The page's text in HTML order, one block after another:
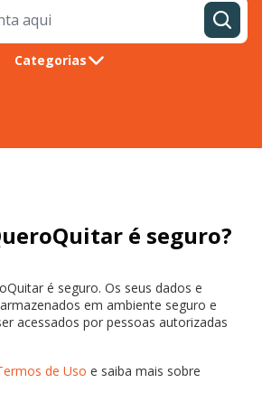
Categorias
é seguro?
é seguro. Os seus dados e
em ambiente seguro e
acessados por pessoas autorizadas
de Uso e saiba mais sobre